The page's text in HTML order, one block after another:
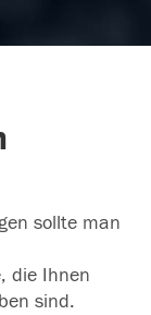
sollte man
die Ihnen
sind.